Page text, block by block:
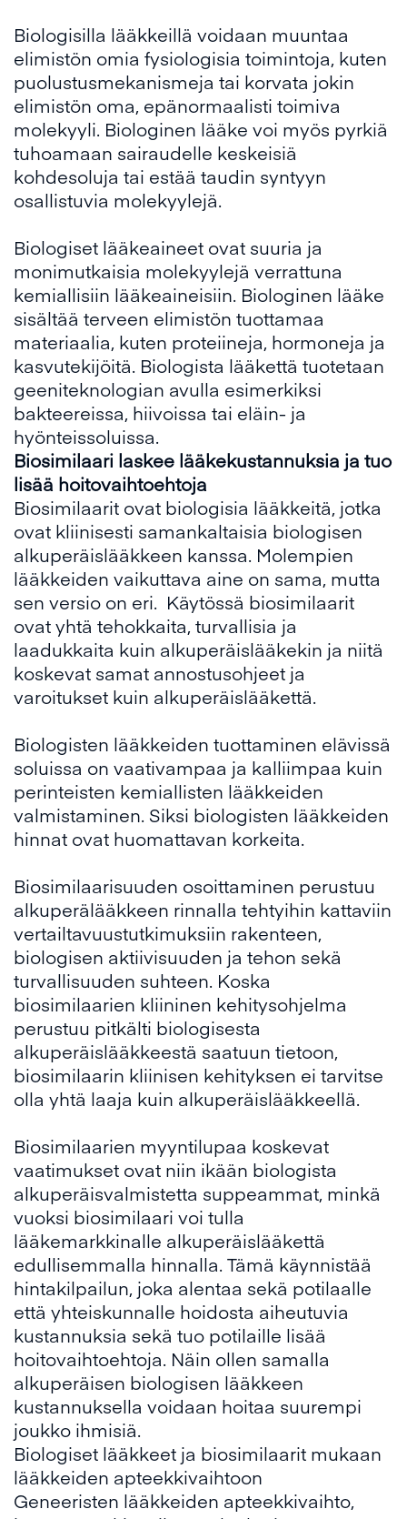
Biologisilla lääkkeillä voidaan muuntaa
elimistön omia fysiologisia toimintoja, kuten
puolustusmekanismeja tai korvata jokin
elimistön oma, epänormaalisti toimiva
molekyyli. Biologinen lääke voi myös pyrkiä
tuhoamaan sairaudelle keskeisiä
kohdesoluja tai estää taudin syntyyn
osallistuvia molekyylejä.
Biologiset lääkeaineet ovat suuria ja
monimutkaisia molekyylejä verrattuna
kemiallisiin lääkeaineisiin. Biologinen lääke
sisältää terveen elimistön tuottamaa
materiaalia, kuten proteiineja, hormoneja ja
kasvutekijöitä. Biologista lääkettä tuotetaan
geeniteknologian avulla esimerkiksi
bakteereissa, hiivoissa tai eläin- ja
hyönteissoluissa.
Biosimilaari laskee lääkekustannuksia ja tuo
lisää hoitovaihtoehtoja
Biosimilaarit ovat biologisia lääkkeitä, jotka
ovat kliinisesti samankaltaisia biologisen
alkuperäislääkkeen kanssa. Molempien
lääkkeiden vaikuttava aine on sama, mutta
sen versio on eri. Käytössä biosimilaarit
ovat yhtä tehokkaita, turvallisia ja
laadukkaita kuin alkuperäislääkekin ja niitä
koskevat samat annostusohjeet ja
varoitukset kuin alkuperäislääkettä.
Biologisten lääkkeiden tuottaminen elävissä
soluissa on vaativampaa ja kalliimpaa kuin
perinteisten kemiallisten lääkkeiden
valmistaminen. Siksi biologisten lääkkeiden
hinnat ovat huomattavan korkeita.
Biosimilaarisuuden osoittaminen perustuu
alkuperälääkkeen rinnalla tehtyihin kattaviin
vertailtavuustutkimuksiin rakenteen,
biologisen aktiivisuuden ja tehon sekä
turvallisuuden suhteen. Koska
biosimilaarien kliininen kehitysohjelma
perustuu pitkälti biologisesta
alkuperäislääkkeestä saatuun tietoon,
biosimilaarin kliinisen kehityksen ei tarvitse
olla yhtä laaja kuin alkuperäislääkkeellä.
Biosimilaarien myyntilupaa koskevat
vaatimukset ovat niin ikään biologista
alkuperäisvalmistetta suppeammat, minkä
vuoksi biosimilaari voi tulla
lääkemarkkinalle alkuperäislääkettä
edullisemmalla hinnalla. Tämä käynnistää
hintakilpailun, joka alentaa sekä potilaalle
että yhteiskunnalle hoidosta aiheutuvia
kustannuksia sekä tuo potilaille lisää
hoitovaihtoehtoja. Näin ollen samalla
alkuperäisen biologisen lääkkeen
kustannuksella voidaan hoitaa suurempi
joukko ihmisiä.
Biologiset lääkkeet ja biosimilaarit mukaan
lääkkeiden apteekkivaihtoon
Geneeristen lääkkeiden apteekkivaihto,